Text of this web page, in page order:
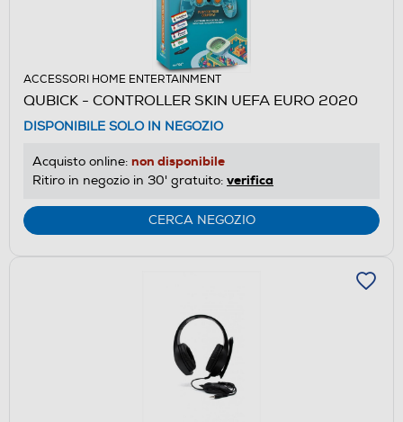
ACCESSORI HOME ENTERTAINMENT
QUBICK - CONTROLLER SKIN UEFA EURO 2020
DISPONIBILE SOLO IN NEGOZIO
Acquisto online: non disponibile
Ritiro in negozio in 30' gratuito: verifica
CERCA NEGOZIO